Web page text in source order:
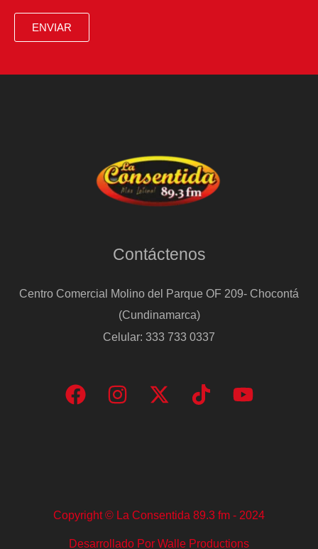
ENVIAR
Contáctenos
Centro Comercial Molino del Parque OF 209- Chocontá
(Cundinamarca)
Celular: 333 733 0337
Copyright © La Consentida 89.3 fm - 2024
Desarrollado Por Walle Productions